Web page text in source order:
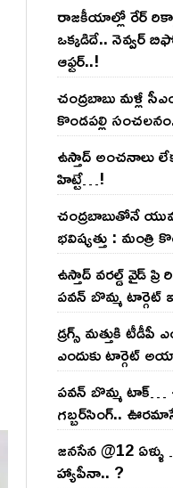
రాజ‌కీయాల్లో రేర్
ఒక్క‌డిదే.. నెవ్వ‌ర్
ఆఫ్ట‌ర్‌..!
చంద్ర‌బాబు మ‌ళ్లీ
కొండ‌ప‌ల్లి
ఉస్తాద్ అంచ‌నాలు
హిట్టే…!
చంద్ర‌బాబుతోనే
భ‌విష్య‌త్తు : మంత్రి
ఉస్తాద్ వ‌ర‌ల్డ్ వైడ్
ప‌వ‌న్ బొమ్మ
డ్రగ్స్ మత్తుకి టీడీపీ
ఎందుకు టార్గెట్
ప‌వ‌న్ బొమ్మ టాక్‌…
గ‌బ్బ‌ర్‌సింగ్‌..
జనసేన @12 ఏళ్ళు
హ్యాపీనా.. ?